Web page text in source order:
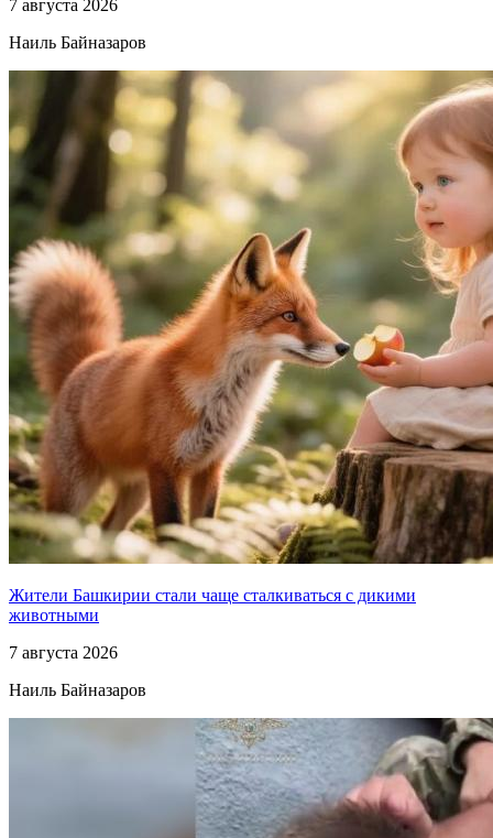
7 августа 2026
Наиль Байназаров
Жители Башкирии стали чаще сталкиваться с дикими
животными
7 августа 2026
Наиль Байназаров